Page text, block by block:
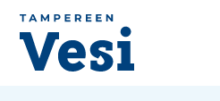
Siirry sisältöön